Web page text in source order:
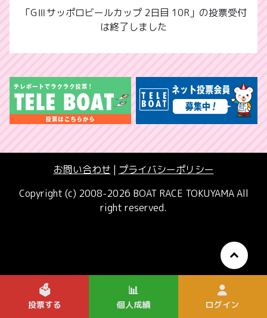
「GⅢサッポロビールカップ 2日目 10R」の投票受付
は終了しました
お問い合わせ | プライバシーポリシー
Copyright (c) 2008-2026 BOAT RACE TOKUYAMA All
right reserved.
🗳️
投票する
📊
個人成績 ログイン